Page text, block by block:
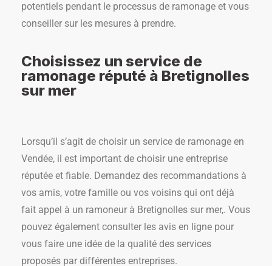
potentiels pendant le processus de ramonage et vous
conseiller sur les mesures à prendre.
Choisissez un service de
ramonage réputé à Bretignolles
sur mer
Lorsqu’il s’agit de choisir un service de ramonage en
Vendée, il est important de choisir une entreprise
réputée et fiable. Demandez des recommandations à
vos amis, votre famille ou vos voisins qui ont déjà
fait appel à un ramoneur à Bretignolles sur mer,. Vous
pouvez également consulter les avis en ligne pour
vous faire une idée de la qualité des services
proposés par différentes entreprises.